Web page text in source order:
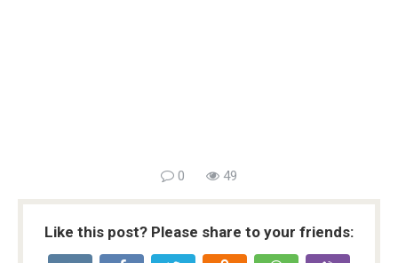
0 49
Like this post? Please share to your friends: